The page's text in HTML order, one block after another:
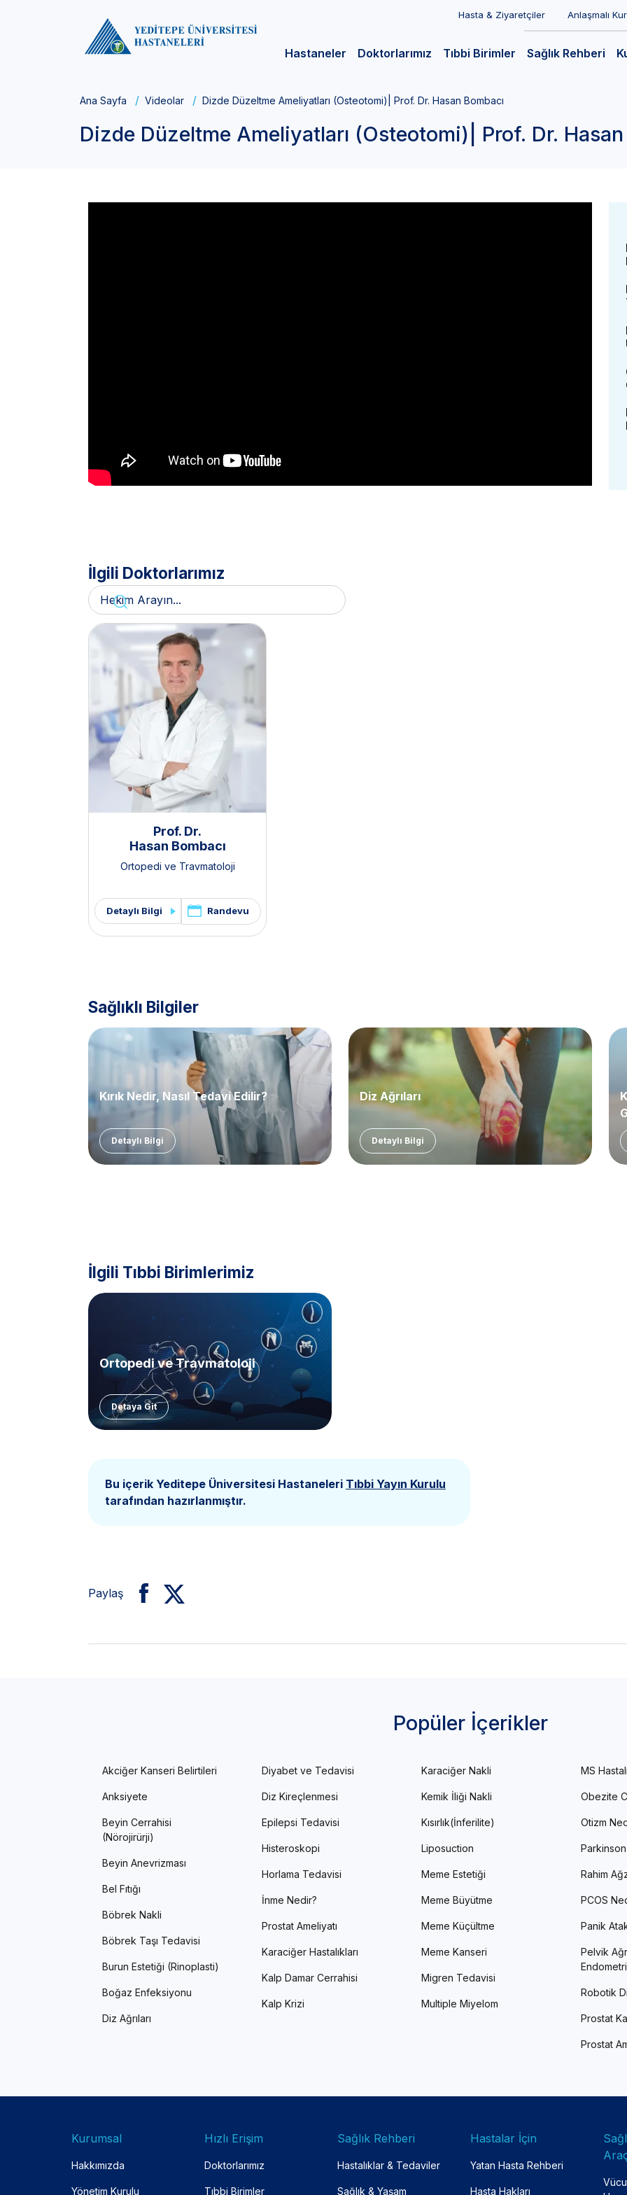
Hasta & Ziyaretçiler Anlaşmalı
Hastaneler Doktorlarımız Tıbbi Birimler Sağlık Rehberi
Ana Sayfa Videolar Dizde Düzeltme Ameliyatları (Osteotomi)| Prof. Dr. Hasan Bombacı
Dizde Düzeltme Ameliyatları (Osteotomi)| Prof. Dr. Hasan
İlgili Doktorlarımız
Prof. Dr.
Hasan Bombacı
Ortopedi ve Travmatoloji
Detaylı Bilgi Randevu
Sağlıklı Bilgiler
Kırık Nedir, Nasıl Tedavi Edilir?
Detaylı Bilgi
Diz Ağrıları
Detaylı Bilgi
İlgili Tıbbi Birimlerimiz
Ortopedi ve Travmatoloji
Detaya Git
Bu içerik Yeditepe Üniversitesi Hastaneleri Tıbbi Yayın Kurulu
tarafından hazırlanmıştır.
Paylaş
Popüler İçerikler
Akciğer Kanseri Belirtileri
Anksiyete
Beyin Cerrahisi
(Nörojirürji)
Beyin Anevrizması
Bel Fıtığı
Böbrek Nakli
Böbrek Taşı Tedavisi
Burun Estetiği (Rinoplasti)
Boğaz Enfeksiyonu
Diz Ağrıları
Diyabet ve Tedavisi
Diz Kireçlenmesi
Epilepsi Tedavisi
Histeroskopi
Horlama Tedavisi
İnme Nedir?
Prostat Ameliyatı
Karaciğer Hastalıkları
Kalp Damar Cerrahisi
Kalp Krizi
Karaciğer Nakli
Kemik İliği Nakli
Kısırlık(İnferilite)
Liposuction
Meme Estetiği
Meme Büyütme
Meme Küçültme
Meme Kanseri
Migren Tedavisi
Multiple Miyelom
MS
Obezite
Otizm
Rahim
PCOS
Panik
Pelvik
Robotik
Prostat
Prostat
Kurumsal
Hakkımızda
Yönetim Kurulu
Hızlı Erişim
Doktorlarımız
Tıbbi Birimler
Sağlık Rehberi
Hastalıklar & Tedaviler
Sağlık & Yaşam
Hastalar İçin
Yatan Hasta Rehberi
Hasta Hakları